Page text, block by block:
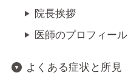
院長挨拶
医師のプロフィール
よくある症状と所見